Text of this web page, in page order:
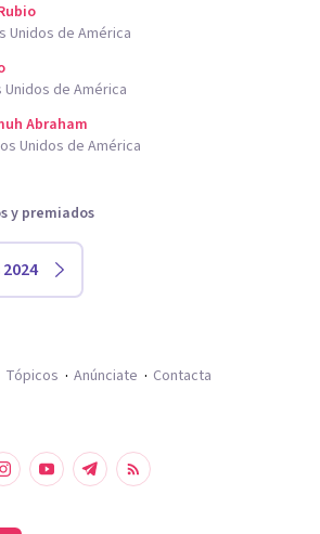
Unidos de América
de América
Abraham
Unidos de América
y premiados
Tópicos Anúnciate Contacta